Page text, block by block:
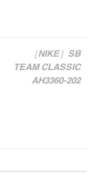
［NIKE］SB
TEAM CLASSIC
AH3360-202